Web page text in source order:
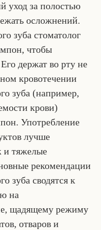
уход за полостью
осложнений.
зуба стоматолог
чтобы
держат во рту не
кровотечении
зуба (например,
крови)
Употребление
лучше
и тяжелые
рекомендации
зуба сводятся к
на
щадящему режиму
отваров и